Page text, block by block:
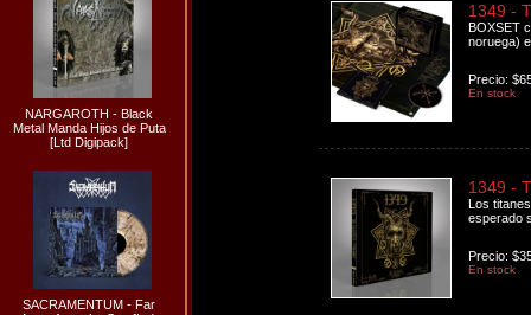
NARGAROTH - Black
Metal Manda Hijos de Puta
[Ltd Digipack]
SACRAMENTUM - Far
1349 -
BOXSET
noruega)
Precio:
En stock
1349 -
Los
esperado
Precio:
En stock